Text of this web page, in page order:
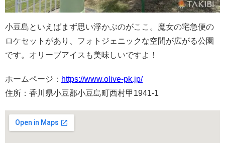
小豆島といえばまず思い浮かぶのがここ。魔女の宅急便の
ロケセットがあり、フォトジェニックな空間が広がる公園
です。オリーブアイスも美味しいですよ！
ホームページ： https://www.olive-pk.jp/
住所：香川県小豆郡小豆島町西村甲1941-1